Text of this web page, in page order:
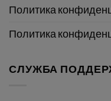
Политика
Политика
СЛУЖБА